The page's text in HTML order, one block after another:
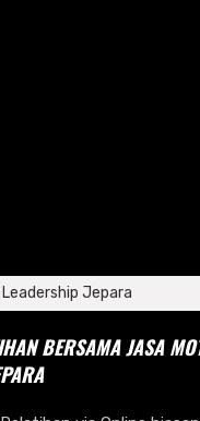
Jepara
BERSAMA JASA